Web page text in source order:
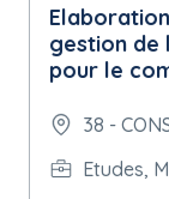
gestion de
pour le
38 -
Etudes,